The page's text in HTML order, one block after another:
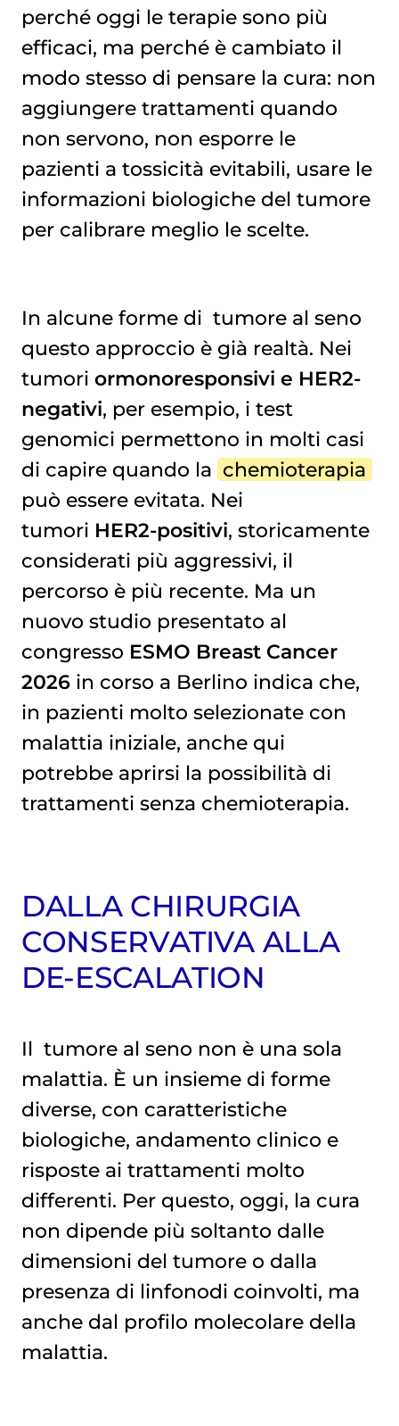
perché oggi le terapie sono più
efficaci, ma perché è cambiato il
modo stesso di pensare la cura: non
aggiungere trattamenti quando
non servono, non esporre le
pazienti a tossicità evitabili, usare le
informazioni biologiche del tumore
per calibrare meglio le scelte.
In alcune forme di tumore al seno
questo approccio è già realtà. Nei
tumori ormonoresponsivi e HER2-
negativi, per esempio, i test
genomici permettono in molti casi
di capire quando la chemioterapia
può essere evitata. Nei
tumori HER2-positivi, storicamente
considerati più aggressivi, il
percorso è più recente. Ma un
nuovo studio presentato al
congresso ESMO Breast Cancer
2026in corso a Berlino indica che,
in pazienti molto selezionate con
malattia iniziale, anche qui
potrebbe aprirsi la possibilità di
trattamenti senza chemioterapia.
DALLA CHIRURGIA
CONSERVATIVA ALLA
DE-ESCALATION
Il tumore al seno non è una sola
malattia. È un insieme di forme
diverse, con caratteristiche
biologiche, andamento clinico e
risposte ai trattamenti molto
differenti. Per questo, oggi, la cura
non dipende più soltanto dalle
dimensioni del tumore o dalla
presenza di linfonodi coinvolti, ma
anche dal profilo molecolare della
malattia.